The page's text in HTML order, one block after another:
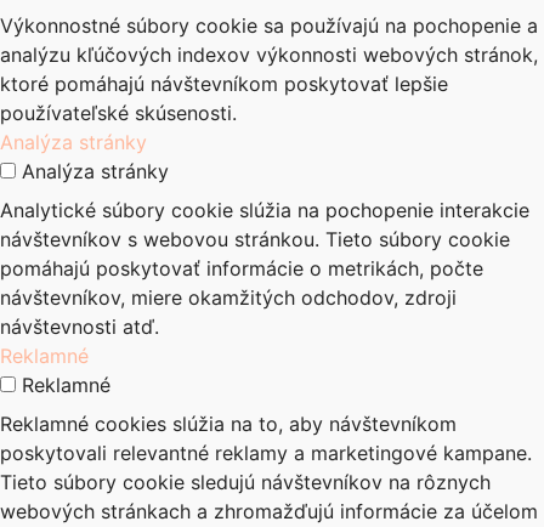
Výkonnostné súbory cookie sa používajú na pochopenie a
analýzu kľúčových indexov výkonnosti webových stránok,
ktoré pomáhajú návštevníkom poskytovať lepšie
používateľské skúsenosti.
Analýza stránky
Analýza stránky
Analytické súbory cookie slúžia na pochopenie interakcie
návštevníkov s webovou stránkou. Tieto súbory cookie
pomáhajú poskytovať informácie o metrikách, počte
návštevníkov, miere okamžitých odchodov, zdroji
návštevnosti atď.
Reklamné
Reklamné
Reklamné cookies slúžia na to, aby návštevníkom
poskytovali relevantné reklamy a marketingové kampane.
Tieto súbory cookie sledujú návštevníkov na rôznych
webových stránkach a zhromažďujú informácie za účelom